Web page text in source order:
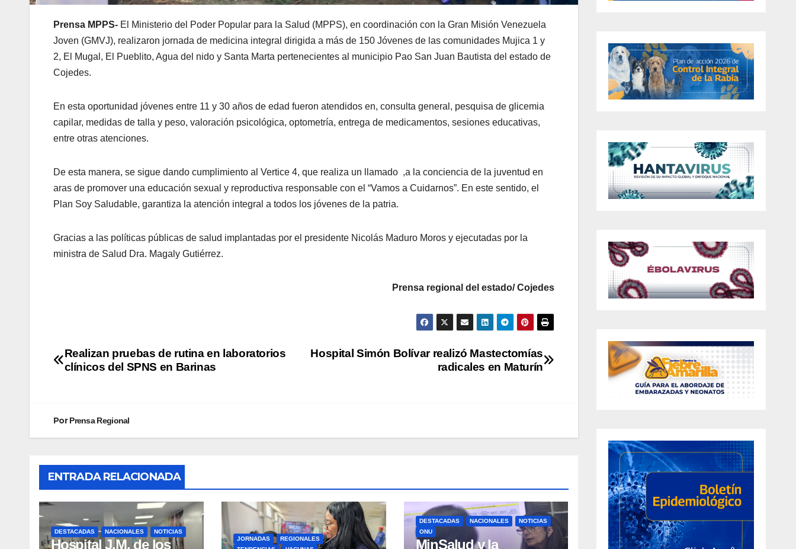
Prensa MPPS- El Ministerio del Poder Popular para la Salud (MPPS), en coordinación con la Gran Misión Venezuela
Joven (GMVJ), realizaron jornada de medicina integral dirigida a más de 150 Jóvenes de las comunidades Mujica 1 y
2, El Mugal, El Pueblito, Agua del nido y Santa Marta pertenecientes al municipio Pao San Juan Bautista del estado de
Cojedes.
En esta oportunidad jóvenes entre 11 y 30 años de edad fueron atendidos en, consulta general, pesquisa de glicemia
capilar, medidas de talla y peso, valoración psicológica, optometría, entrega de medicamentos, sesiones educativas,
entre otras atenciones.
De esta manera, se sigue dando cumplimiento al Vertice 4, que realiza un llamado ,a la conciencia de la juventud en
aras de promover una educación sexual y reproductiva responsable con el “Vamos a Cuidarnos”. En este sentido, el
Plan Soy Saludable, garantiza la atención integral a todos los jóvenes de la patria.
Gracias a las políticas públicas de salud implantadas por el presidente Nicolás Maduro Moros y ejecutadas por la
ministra de Salud Dra. Magaly Gutiérrez.
Prensa regional del estado/ Cojedes
Hospital Simón Bolívar realizó Mastectomías
radicales en Maturín
Realizan pruebas de rutina en laboratorios
clínicos del SPNS en Barinas
PorPrensa Regional
ENTRADA RELACIONADA
DESTACADAS NACIONALES NOTICIAS
Hospital J.M. de los
JORNADAS
REGIONALES
DESTACADAS NACIONALES
NOTICIAS
ONU
MinSalud y la